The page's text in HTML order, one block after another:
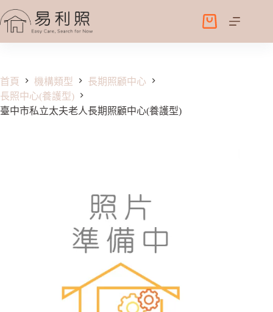
至
容
購
物
首頁 機構類型
長期照顧中心
長照中心(養護型)
臺中市私立太夫老人長期照顧中心(養護型)